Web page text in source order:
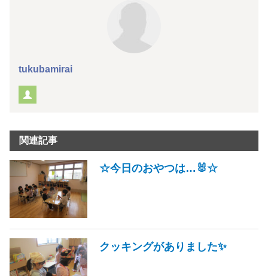
tukubamirai
関連記事
☆今日のおやつは…🐰☆
クッキングがありました✨